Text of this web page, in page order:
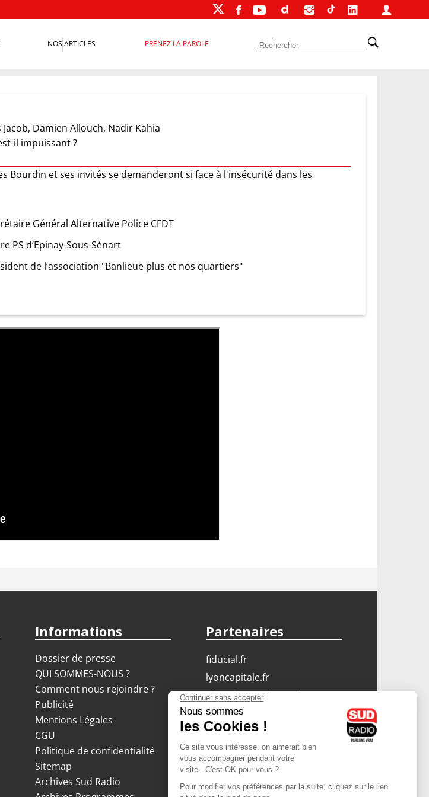
NOS ARTICLES PRENEZ LA PAROLE
Jacob, Damien Allouch, Nadir Kahia
il impuissant ?
Bourdin et ses invités se demanderont si face à l'insécurité dans les
Général Alternative Police CFDT
PS d’Epinay-Sous-Sénart
de l’association "Banlieue plus et nos quartiers"
Informations
Dossier de presse
QUI SOMMES-NOUS ?
Comment nous rejoindre ?
Publicité
Mentions Légales
CGU
Politique de confidentialité
Sitemap
Archives Sud Radio
Partenaires
fiducial.fr
lyoncapitale.fr
olympique-et-lyonnais.com
L'application Iphone
/ Android
Téléchargez l'application